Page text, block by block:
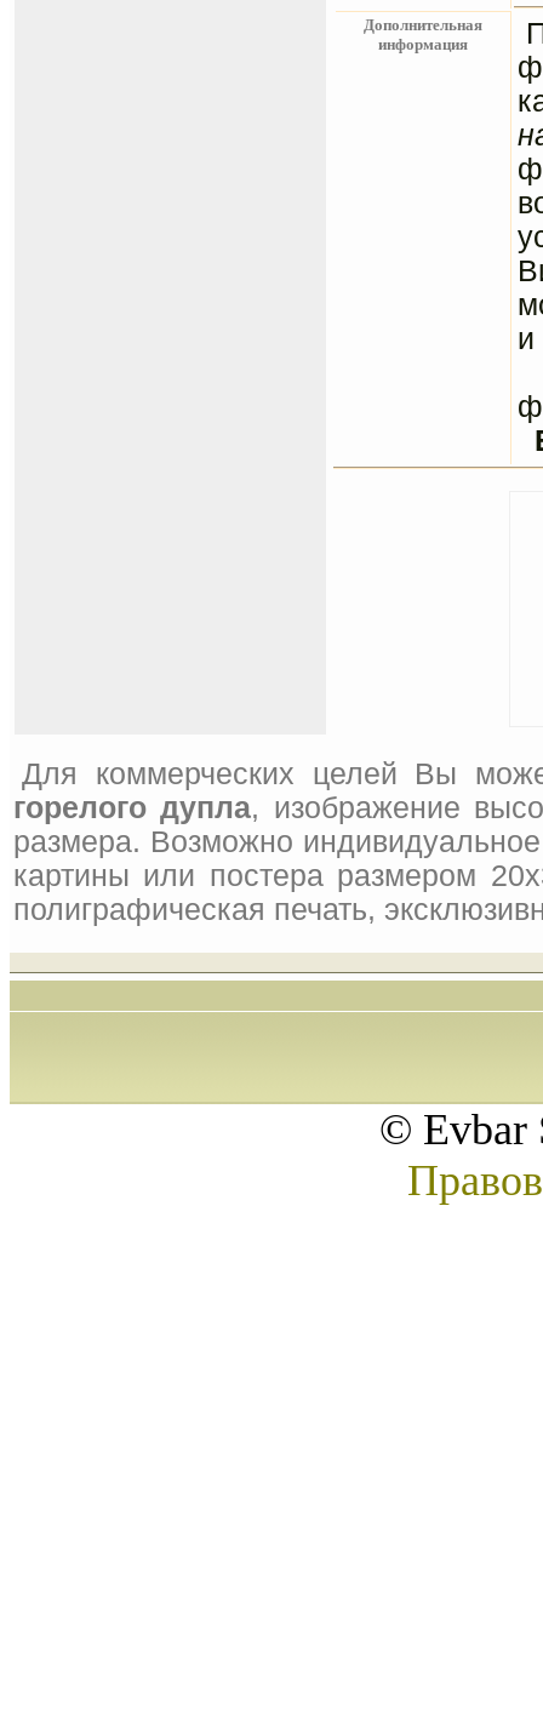
Дополнительная
информация
и
Для коммерческих целей Вы
горелого дупла, изображение
размера. Возможно
картины или постера размером
полиграфическая печать,
© Evbar